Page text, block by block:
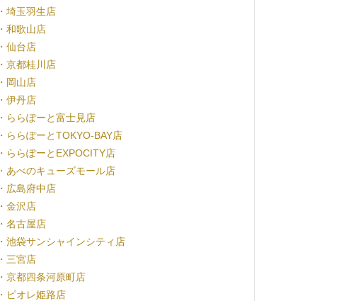
・埼玉羽生店
・和歌山店
・仙台店
・京都桂川店
・岡山店
・伊丹店
・ららぽーと富士見店
・ららぽーとTOKYO-BAY店
・ららぽーとEXPOCITY店
・あべのキューズモール店
・広島府中店
・金沢店
・名古屋店
・池袋サンシャインシティ店
・三宮店
・京都四条河原町店
・ピオレ姫路店